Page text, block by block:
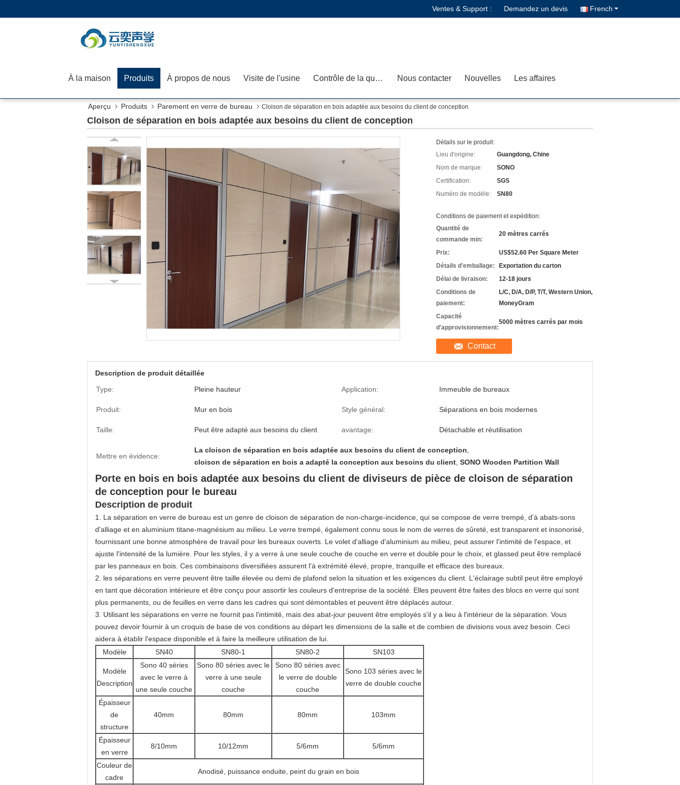
Ventes & Support : Demandez un devis French
À la maison Produits À propos de nous Visite de l'usine Contrôle de la qualité Nous contacter Nouvelles Les affaires
Aperçu Produits Parement en verre de bureau Cloison de séparation en bois adaptée aux besoins du client de conception
Cloison de séparation en bois adaptée aux besoins du client de conception
Détails sur le produit:
Lieu d'origine:
Guangdong, Chine
Nom de marque:
SONO
Certification:
SGS
Numéro de modèle:
SN80
Conditions de paiement et expédition:
Quantité de
commande min:
20 mètres carrés
Prix:
US$52.60 Per Square Meter
Détails d'emballage:
Exportation du carton
Délai de livraison:
12-18 jours
Conditions de
paiement:
L/C, D/A, D/P, T/T, Western Union,
MoneyGram
Capacité
d'approvisionnement:
5000 mètres carrés par mois
Contact
Description de produit détaillée
Type:
Pleine hauteur Application: Immeuble de bureaux
Produit: Mur en bois Style général: Séparations en bois modernes
Taille: Peut être adapté aux besoins du client avantage: Détachable et réutilisation
Mettre en évidence:
La cloison de séparation en bois adaptée aux besoins du client de conception
cloison de séparation en bois a adapté la conception aux besoins du client SONO Wooden Partition Wall
Porte en bois en bois adaptée aux besoins du client de diviseurs de pièce de cloison de séparation
de conception pour le bureau
Description de produit
1. La séparation en verre de bureau est un genre de cloison de séparation de non-charge-incidence, qui se compose de verre trempé, d'à abats-sons
d'alliage et en aluminium titane-magnésium au milieu. Le verre trempé, également connu sous le nom de verres de sûreté, est transparent et insonorisé,
fournissant une bonne atmosphère de travail pour les bureaux ouverts. Le volet d'alliage d'aluminium au milieu, peut assurer l'intimité de l'espace, et
ajuste l'intensité de la lumière. Pour les styles, il y a verre à une seule couche de couche en verre et double pour le choix, et glassed peut être remplacé
par les panneaux en bois. Ces combinaisons diversifiées assurent l'à extrémité élevé, propre, tranquille et efficace des bureaux.
2. les séparations en verre peuvent être taille élevée ou demi de plafond selon la situation et les exigences du client. L'éclairage subtil peut être employé
en tant que décoration intérieure et être conçu pour assortir les couleurs d'entreprise de la société. Elles peuvent être faites des blocs en verre qui sont
plus permanents, ou de feuilles en verre dans les cadres qui sont démontables et peuvent être déplacés autour.
3. Utilisant les séparations en verre ne fournit pas l'intimité, mais des abat-jour peuvent être employés s'il y a lieu à l'intérieur de la séparation. Vous
pouvez devoir fournir à un croquis de base de vos conditions au départ les dimensions de la salle et de combien de divisions vous avez besoin. Ceci
aidera à établir l'espace disponible et à faire la meilleure utilisation de lui.
Modèle
SN40 SN80-1 SN80-2 SN103
Modèle
Description
Sono 40 séries
avec le verre à
une seule couche
Sono 80 séries avec le
verre à une seule
couche
Sono 80 séries avec
le verre de double
couche
Sono 103 séries avec le
verre de double couche
Épaisseur
de
structure
40mm 80mm 80mm 103mm
Épaisseur
en verre
8/10mm 10/12mm 5/6mm 5/6mm
Couleur de
cadre
Anodisé, puissance enduite, peint du grain en bois